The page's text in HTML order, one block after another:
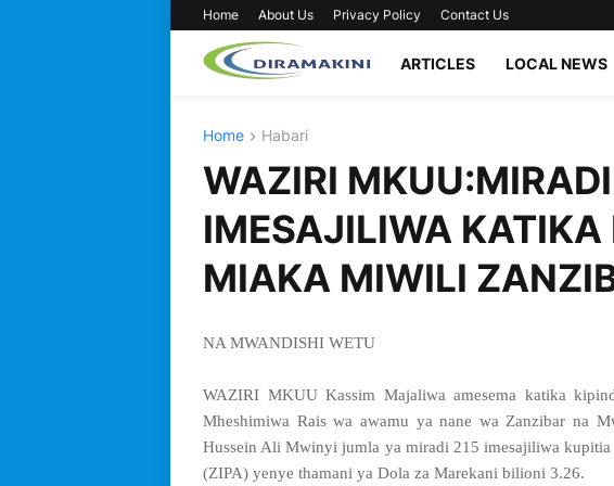
Home About Us Privacy Policy Contact Us
ARTICLES LOCAL NEWS
Home Habari
WAZIRI
IMESAJILIWA KATIKA
MIAKA MIWILI
NA MWANDISHI WETU
WAZIRI MKUU Kassim Majaliwa amesema katika
Mheshimiwa Rais wa awamu ya nane wa Zanzibar na
Hussein Ali Mwinyi jumla ya miradi 215 imesajiliwa
(ZIPA) yenye thamani ya Dola za Marekani bilioni 3.26.